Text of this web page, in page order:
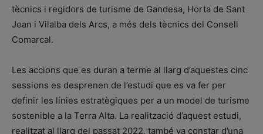
tècnics i regidors de turisme de Gandesa, Horta de Sant
Joan i Vilalba dels Arcs, a més dels tècnics del Consell
Comarcal.
Les accions que es duran a terme al llarg d’aquestes cinc
sessions es desprenen de l’estudi que es va fer per
definir les línies estratègiques per a un model de turisme
sostenible a la Terra Alta. La realització d’aquest estudi,
realitzat al llarg del passat 2022, també va constar d’una